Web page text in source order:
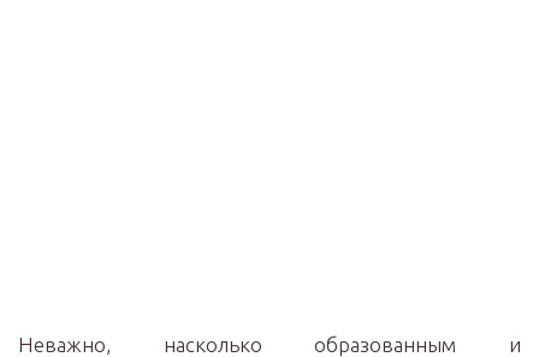
Неважно, насколько образованным и